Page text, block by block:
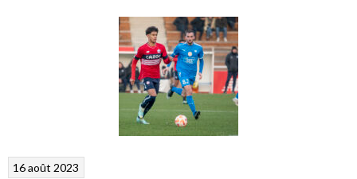
16 août 2023